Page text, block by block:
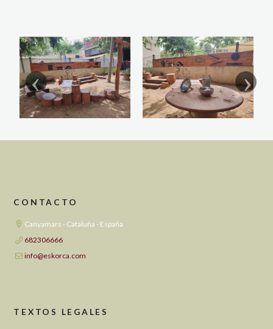
CONTACTO
Canyamars - Cataluña - España
682306666
info@eskorca.com
TEXTOS LEGALES